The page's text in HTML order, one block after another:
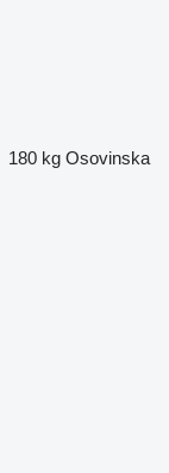
180 kg Osovinska